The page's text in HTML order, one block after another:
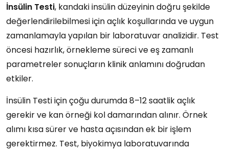
İnsülin Testi, kandaki insülin düzeyinin doğru şekilde
değerlendirilebilmesi için açlık koşullarında ve uygun
zamanlamayla yapılan bir laboratuvar analizidir. Test
öncesi hazırlık, örnekleme süreci ve eş zamanlı
parametreler sonuçların klinik anlamını doğrudan
etkiler.
İnsülin Testi için çoğu durumda 8–12 saatlik açlık
gerekir ve kan örneği kol damarından alınır. Örnek
alımı kısa sürer ve hasta açısından ek bir işlem
gerektirmez. Test, biyokimya laboratuvarında